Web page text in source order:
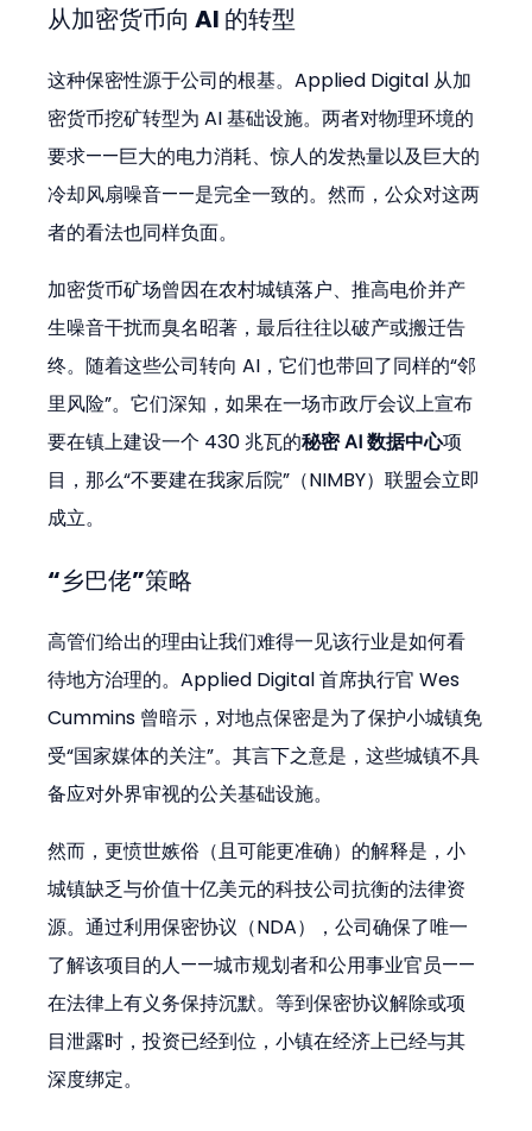
从加密货币向 AI 的转型
这种保密性源于公司的根基。Applied Digital 从加
密货币挖矿转型为 AI 基础设施。两者对物理环境的
要求——巨大的电力消耗、惊人的发热量以及巨大的
冷却风扇噪音——是完全一致的。然而，公众对这两
者的看法也同样负面。
加密货币矿场曾因在农村城镇落户、推高电价并产
生噪音干扰而臭名昭著，最后往往以破产或搬迁告
终。随着这些公司转向 AI，它们也带回了同样的“邻
里风险”。它们深知，如果在一场市政厅会议上宣布
要在镇上建设一个 430 兆瓦的秘密 AI 数据中心项
目，那么“不要建在我家后院”（NIMBY）联盟会立即
成立。
“乡巴佬”策略
高管们给出的理由让我们难得一见该行业是如何看
待地方治理的。Applied Digital 首席执行官 Wes
Cummins 曾暗示，对地点保密是为了保护小城镇免
受“国家媒体的关注”。其言下之意是，这些城镇不具
备应对外界审视的公关基础设施。
然而，更愤世嫉俗（且可能更准确）的解释是，小
城镇缺乏与价值十亿美元的科技公司抗衡的法律资
源。通过利用保密协议（NDA），公司确保了唯一
了解该项目的人——城市规划者和公用事业官员——
在法律上有义务保持沉默。等到保密协议解除或项
目泄露时，投资已经到位，小镇在经济上已经与其
深度绑定。